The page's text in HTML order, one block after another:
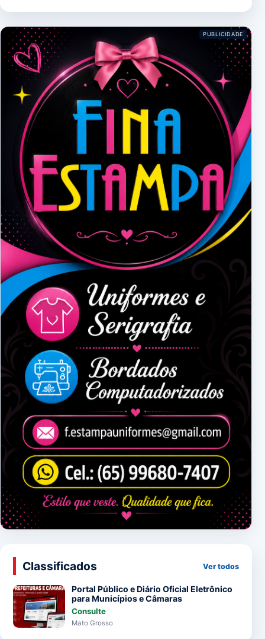
PUBLICIDADE
Classificados Ver todos
Portal Público e Diário Oficial Eletrônico
para Municípios e Câmaras
Consulte
Mato Grosso